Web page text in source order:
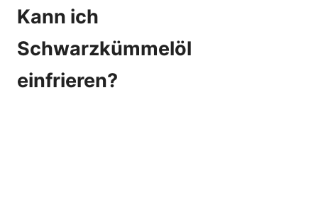
Kann ich
Schwarzkümmelöl
einfrieren?